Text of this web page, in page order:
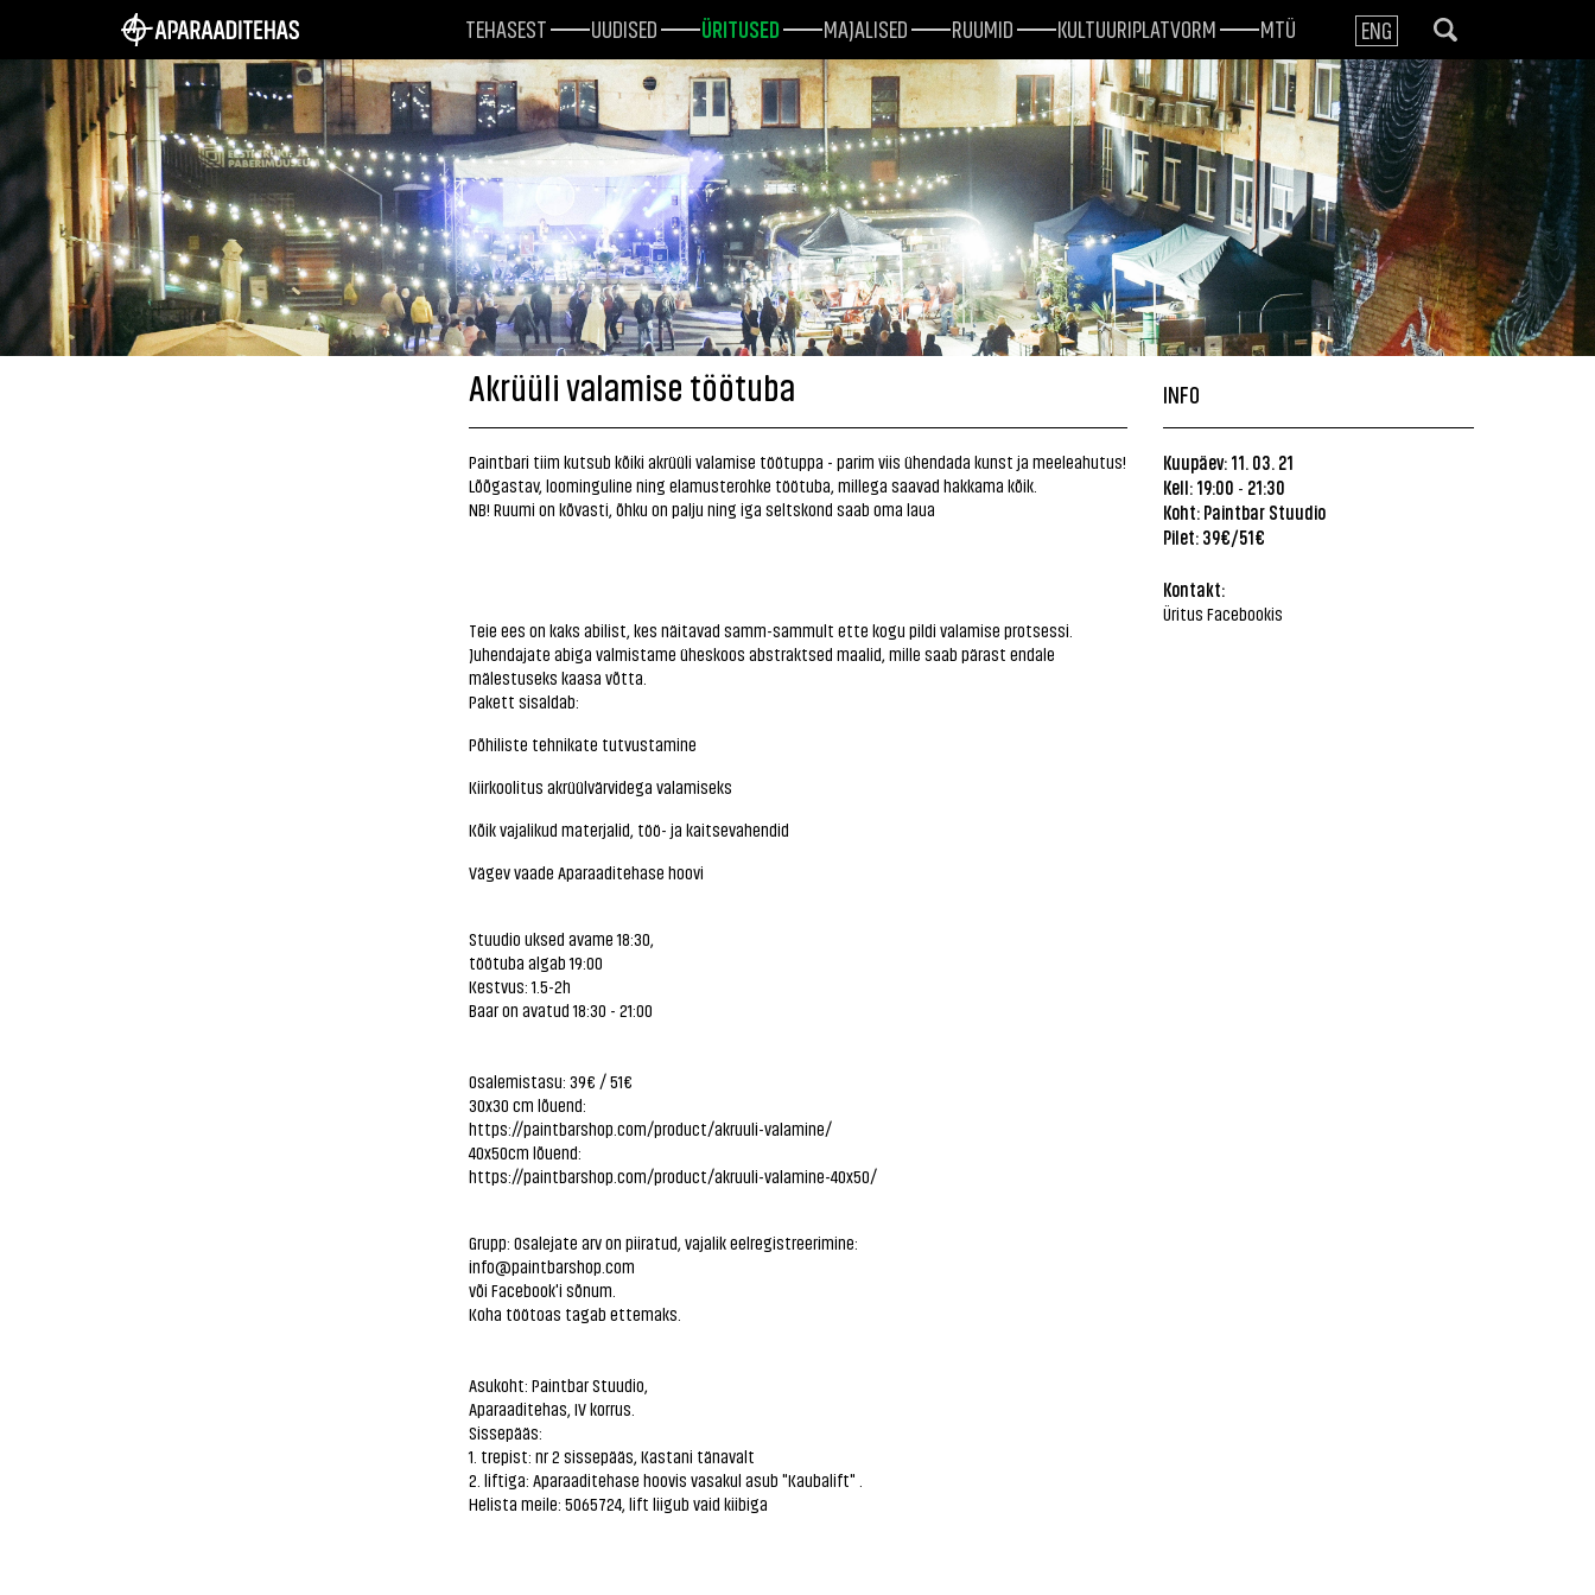
TEHASEST UUDISED ÜRITUSED MAJALISED RUUMID KULTUURIPLATVORM MTÜ ENG
Akrüüli valamise töötuba
Paintbari tiim kutsub kõiki akrüüli valamise töötuppa - parim viis ühendada kunst ja meeleahutus!
Lõõgastav, loominguline ning elamusterohke töötuba, millega saavad hakkama kõik.
NB! Ruumi on kõvasti, õhku on palju ning iga seltskond saab oma laua
Teie ees on kaks abilist, kes näitavad samm-sammult ette kogu pildi valamise protsessi.
Juhendajate abiga valmistame üheskoos abstraktsed maalid, mille saab pärast endale
mälestuseks kaasa võtta.
Pakett sisaldab:
Põhiliste tehnikate tutvustamine
Kiirkoolitus akrüülvärvidega valamiseks
Kõik vajalikud materjalid, töö- ja kaitsevahendid
Vägev vaade Aparaaditehase hoovi
Stuudio uksed avame 18:30,
töötuba algab 19:00
Kestvus: 1.5-2h
Baar on avatud 18:30 - 21:00
Osalemistasu: 39€ / 51€
30x30 cm lõuend:
https://paintbarshop.com/product/akruuli-valamine/
40x50cm lõuend:
https://paintbarshop.com/product/akruuli-valamine-40x50/
Grupp: Osalejate arv on piiratud, vajalik eelregistreerimine:
info@paintbarshop.com
või Facebook'i sõnum.
Koha töötoas tagab ettemaks.
Asukoht: Paintbar Stuudio,
Aparaaditehas, IV korrus.
Sissepääs:
1. trepist: nr 2 sissepääs, Kastani tänavalt
2. liftiga: Aparaaditehase hoovis vasakul asub "Kaubalift" .
Helista meile: 5065724, lift liigub vaid kiibiga
INFO
Kuupäev: 11. 03. 21
Kell: 19:00 - 21:30
Koht: Paintbar Stuudio
Pilet: 39€/51€
Kontakt:
Üritus Facebookis